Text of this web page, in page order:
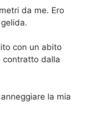
da me. Ero
con un abito
contratto dalla
la mia